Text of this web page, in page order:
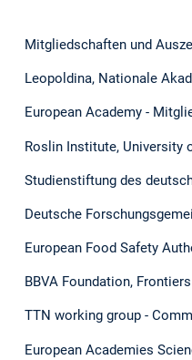
Mitgliedschaften und
Leopoldina, Nationale
European Academy -
Roslin Institute, University
Studienstiftung des
Deutsche
European Food Safety
BBVA Foundation,
TTN working group -
European Academies